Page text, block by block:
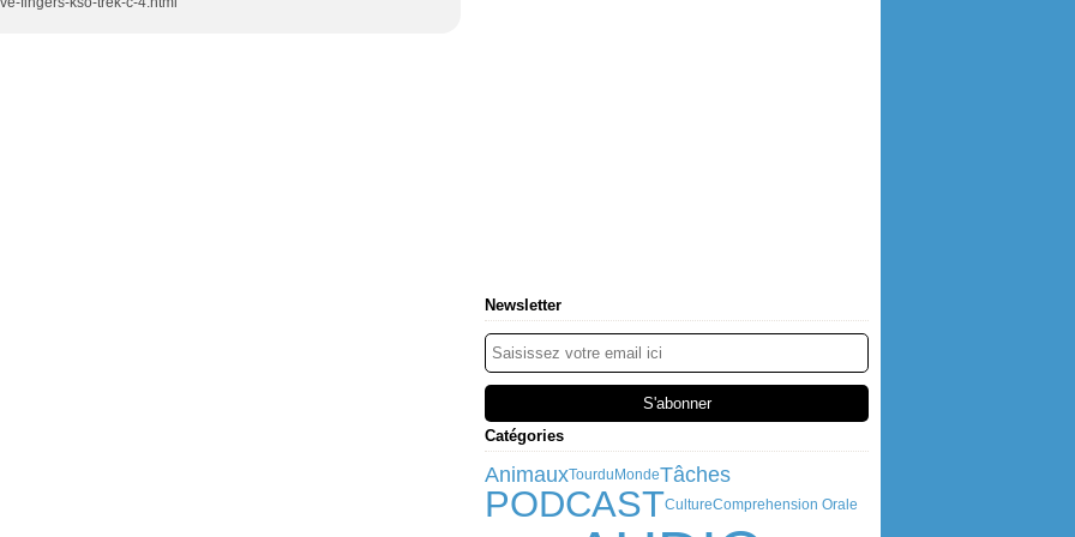
Newsletter
Catégories
AnimauxTourduMondeTâches
PODCASTCultureComprehension Orale